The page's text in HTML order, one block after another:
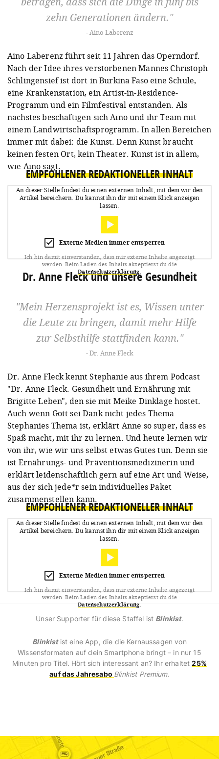
zehn Generationen ändern.
Aino Laberenz
Aino Laberenz führt seit 11 Jahren das Operndorf.
Nach der Idee ihres verstorbenen Mannes Christoph
Schlingensief ist dort in Burkina Faso eine Schule,
eine Krankenstation, ein Artist-in-Residence-
Programm und ein Filmfestival entstanden. Als
nächstes beschäftigen sich Aino und ihr Team mit
einem Landwirtschaftsprogramm. In allen Bereichen
immer mit dabei: die Kunst. Denn Kunst braucht
keinen festen Ort, kein Theater. Kunst ist in allem,
wie Aino sagt.
EMPFOHLENER REDAKTIONELLER INHALT
An dieser Stelle findest du einen externen Inhalt, mit dem wir den
Artikel bereichern. Du kannst ihn dir mit einem Klick anzeigen
lassen.
Externe Medien immer entsperren
Ich bin damit einverstanden, dass mir externe Inhalte angezeigt
werden. Beim Laden des Inhalts akzeptierst du die
Datenschutzerklärung
Dr. Anne Fleck und unsere Gesundheit
Mein Herzensprojekt ist es, Wissen unter
die Leute zu bringen, damit mehr Hilfe
zur Selbsthilfe stattfinden kann.
Dr. Anne Fleck
Dr. Anne Fleck kennt Stephanie aus ihrem Podcast
"Dr. Anne Fleck. Gesundheit und Ernährung mit
Brigitte Leben", den sie mit Meike Dinklage hostet.
Auch wenn Gott sei Dank nicht jedes Thema
Stephanies Thema ist, erklärt Anne so super, dass es
Spaß macht, mit ihr zu lernen. Und heute lernen wir
von ihr, wie wir uns selbst etwas Gutes tun. Denn sie
ist Ernährungs- und Präventionsmedizinerin und
erklärt leidenschaftlich gern auf eine Art und Weise,
aus der sich jede*r sein individuelles Paket
zusammenstellen kann.
EMPFOHLENER REDAKTIONELLER INHALT
An dieser Stelle findest du einen externen Inhalt, mit dem wir den
Artikel bereichern. Du kannst ihn dir mit einem Klick anzeigen
lassen.
Externe Medien immer entsperren
Ich bin damit einverstanden, dass mir externe Inhalte angezeigt
werden. Beim Laden des Inhalts akzeptierst du die
Datenschutzerklärung
Unser Supporter für diese Staffel ist Blinkist.
Blinkistist eine App, die die Kernaussagen von
Wissensformaten auf dein Smartphone bringt – in nur 15
Minuten pro Titel. Hört sich interessant an? Ihr erhaltet25%
auf das Jahresabo Blinkist Premium.